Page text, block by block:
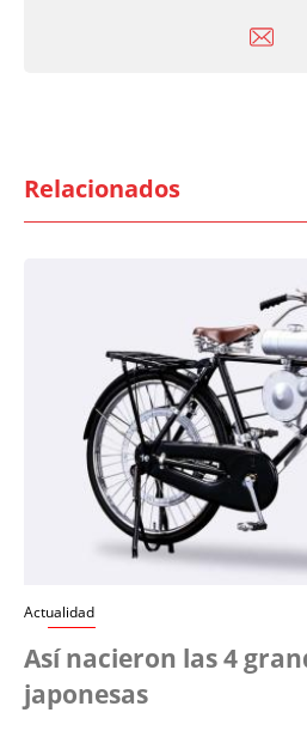
Relacionados
Actualidad
Así nacieron las 4
japonesas